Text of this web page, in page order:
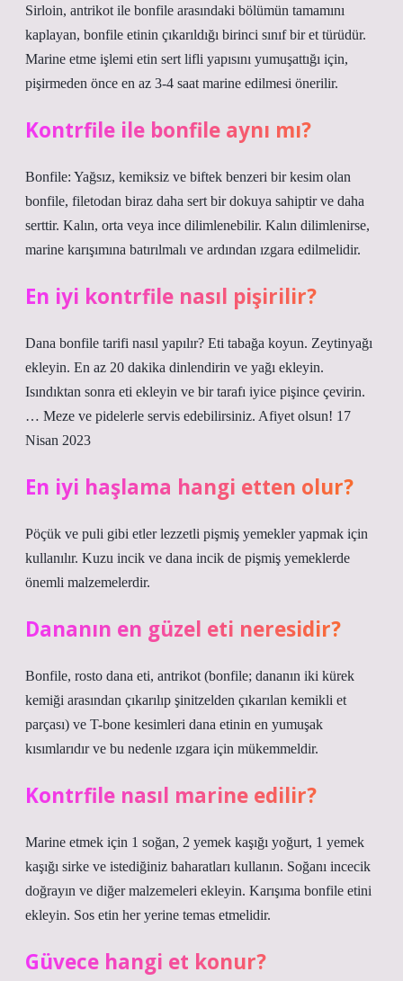
Sirloin, antrikot ile bonfile arasındaki bölümün tamamını
kaplayan, bonfile etinin çıkarıldığı birinci sınıf bir et türüdür.
Marine etme işlemi etin sert lifli yapısını yumuşattığı için,
pişirmeden önce en az 3-4 saat marine edilmesi önerilir.
Kontrfile ile bonfile aynı mı?
Bonfile: Yağsız, kemiksiz ve biftek benzeri bir kesim olan
bonfile, filetodan biraz daha sert bir dokuya sahiptir ve daha
serttir. Kalın, orta veya ince dilimlenebilir. Kalın dilimlenirse,
marine karışımına batırılmalı ve ardından ızgara edilmelidir.
En iyi kontrfile nasıl pişirilir?
Dana bonfile tarifi nasıl yapılır? Eti tabağa koyun. Zeytinyağı
ekleyin. En az 20 dakika dinlendirin ve yağı ekleyin.
Isındıktan sonra eti ekleyin ve bir tarafı iyice pişince çevirin.
… Meze ve pidelerle servis edebilirsiniz. Afiyet olsun! 17
Nisan 2023
En iyi haşlama hangi etten olur?
Pöçük ve puli gibi etler lezzetli pişmiş yemekler yapmak için
kullanılır. Kuzu incik ve dana incik de pişmiş yemeklerde
önemli malzemelerdir.
Dananın en güzel eti neresidir?
Bonfile, rosto dana eti, antrikot (bonfile; dananın iki kürek
kemiği arasından çıkarılıp şinitzelden çıkarılan kemikli et
parçası) ve T-bone kesimleri dana etinin en yumuşak
kısımlarıdır ve bu nedenle ızgara için mükemmeldir.
Kontrfile nasıl marine edilir?
Marine etmek için 1 soğan, 2 yemek kaşığı yoğurt, 1 yemek
kaşığı sirke ve istediğiniz baharatları kullanın. Soğanı incecik
doğrayın ve diğer malzemeleri ekleyin. Karışıma bonfile etini
ekleyin. Sos etin her yerine temas etmelidir.
Güvece hangi et konur?